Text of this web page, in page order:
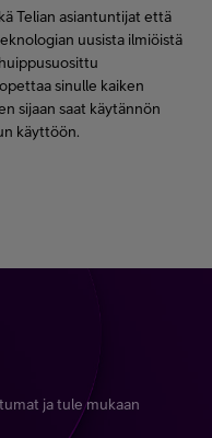
Telian asiantuntijat että
uusista ilmiöistä
opettaa sinulle kaiken
sijaan saat käytännön
käyttöön.
ja tule mukaan